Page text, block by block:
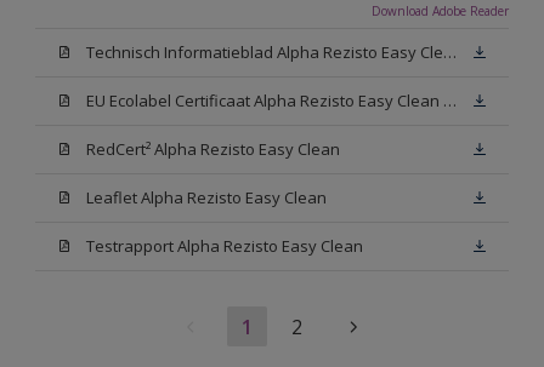
Download Adobe Reader
Technisch Informatieblad Alpha Rezisto Easy Clean (PDF)
EU Ecolabel Certificaat Alpha Rezisto Easy Clean Mat
RedCert² Alpha Rezisto Easy Clean
Leaflet Alpha Rezisto Easy Clean
Testrapport Alpha Rezisto Easy Clean
1 2